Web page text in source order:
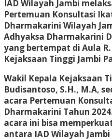
IAD Wilayah Jambi
Pertemuan Konsultasi
Dharmakarini Wilayah
Adhyaksa Dharmakarini
yang bertempat di Aula
Kejaksaan Tinggi Jambi
Wakil Kepala Kejaksaan
Budisantoso, S.H., M.A,
acara Pertemuan
Dharmakarini Tahun
acara ini bisa
antara IAD Wilayah Jambi